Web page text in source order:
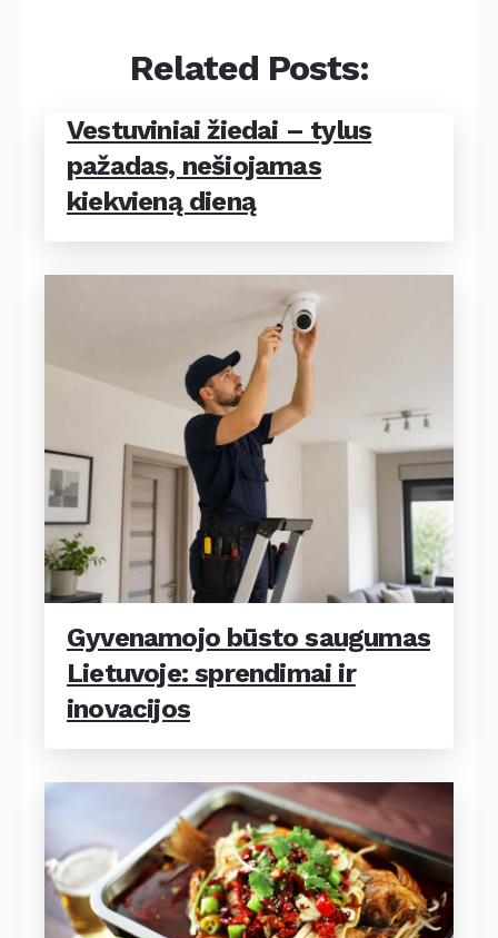
Related Posts:
Vestuviniai žiedai – tylus
pažadas, nešiojamas
kiekvieną dieną
Gyvenamojo būsto saugumas
Lietuvoje: sprendimai ir
inovacijos